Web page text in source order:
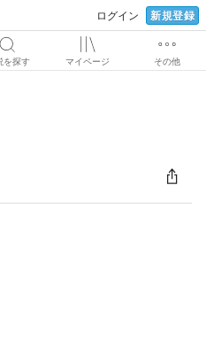
ログイン 新規登録
を探す マイページ その他